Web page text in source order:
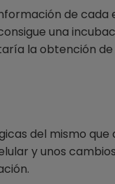
de cada
una
la obtención de
del mismo que
y unos cambios